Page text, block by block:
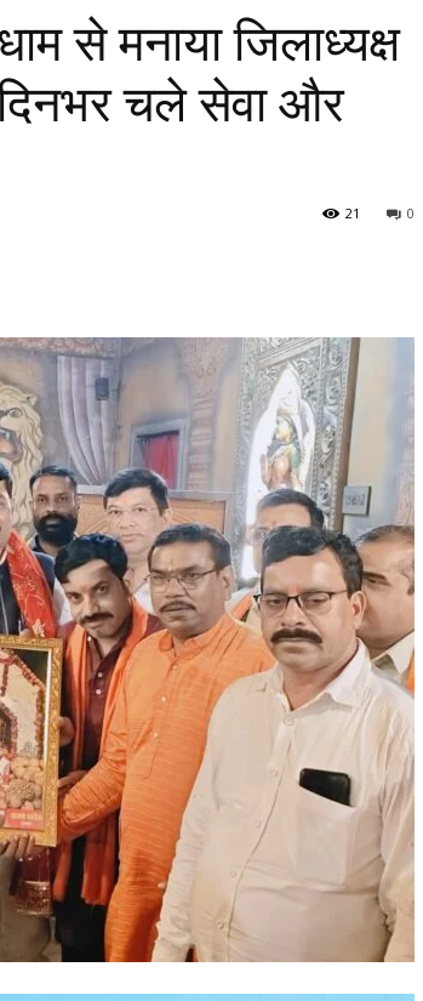
से मनाया जिलाध्यक्ष
दिनभर चले सेवा और
0
21